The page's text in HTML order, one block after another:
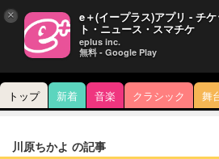
トップ 新着 音楽 クラシック 舞
川原ちかよ の記事
× e＋(イープラス)アプリ - チケ
ト・ニュース・スマチケ
eplus inc.
無料 - Google Play